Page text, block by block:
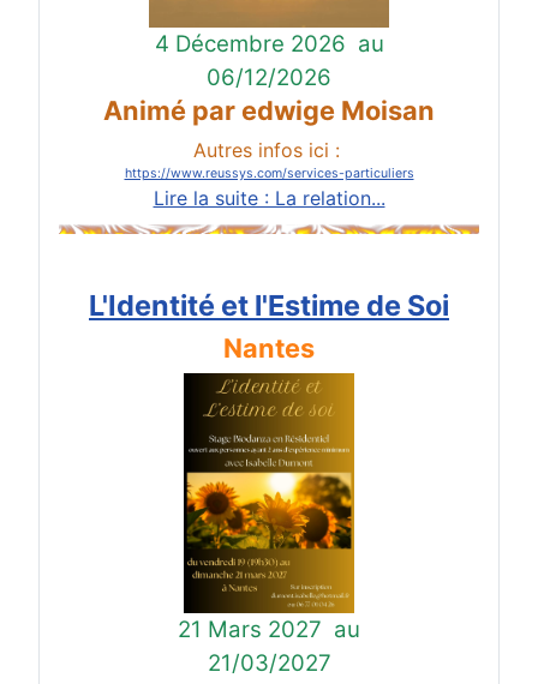
4 Décembre 2026 au
06/12/2026
Animé par edwige Moisan
Autres infos ici :
https://www.reussys.com/services-particuliers
Lire la suite : La relation...
L'Identité et l'Estime de Soi
Nantes
21 Mars 2027 au
21/03/2027